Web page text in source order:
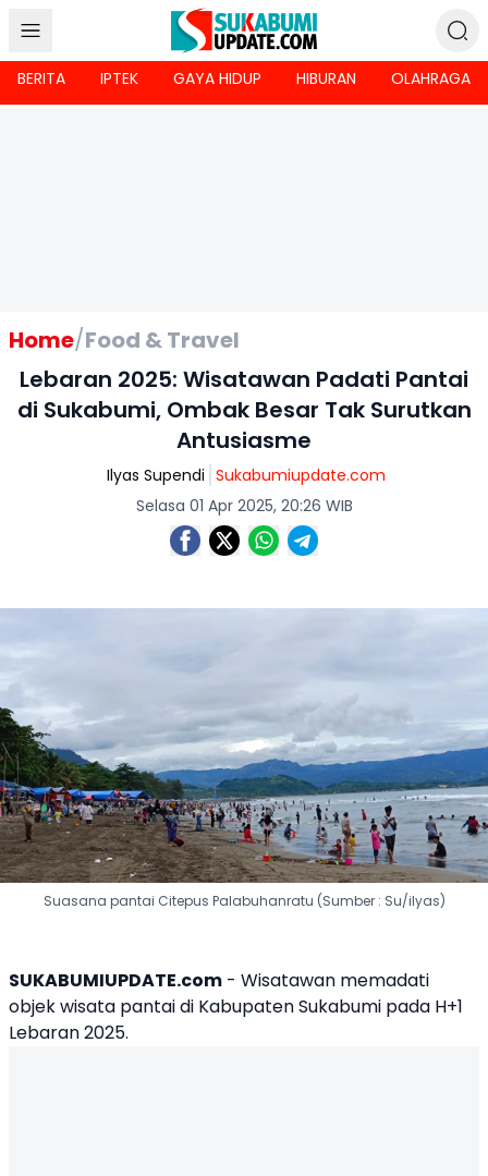
BERITA IPTEK GAYA HIDUP HIBURAN OLAHRAGA
Home/Food & Travel
Lebaran 2025: Wisatawan Padati Pantai
di Sukabumi, Ombak Besar Tak Surutkan
Antusiasme
Ilyas Supendi Sukabumiupdate.com
Selasa 01 Apr 2025, 20:26 WIB
Suasana pantai Citepus Palabuhanratu (Sumber : Su/ilyas)
SUKABUMIUPDATE.com - Wisatawan memadati
objek wisata pantai di Kabupaten Sukabumi pada H+1
Lebaran 2025.